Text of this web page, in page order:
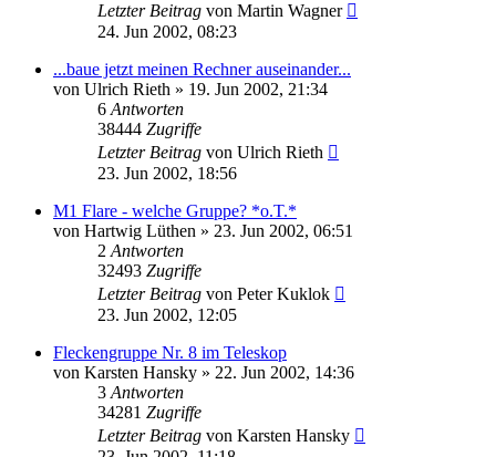
Letzter Beitrag von Martin Wagner
24. Jun 2002, 08:23
...baue jetzt meinen Rechner auseinander...
von Ulrich Rieth » 19. Jun 2002, 21:34
6 Antworten
38444 Zugriffe
Letzter Beitrag von Ulrich Rieth
23. Jun 2002, 18:56
M1 Flare - welche Gruppe? *o.T.*
von Hartwig Lüthen » 23. Jun 2002, 06:51
2 Antworten
32493 Zugriffe
Letzter Beitrag von Peter Kuklok
23. Jun 2002, 12:05
Fleckengruppe Nr. 8 im Teleskop
von Karsten Hansky » 22. Jun 2002, 14:36
3 Antworten
34281 Zugriffe
Letzter Beitrag von Karsten Hansky